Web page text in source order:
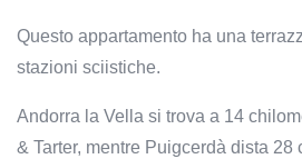
Questo appartamento ha una
stazioni sciistiche.
Andorra la Vella si trova a 14
& Tarter, mentre Puigcerdà dista 28